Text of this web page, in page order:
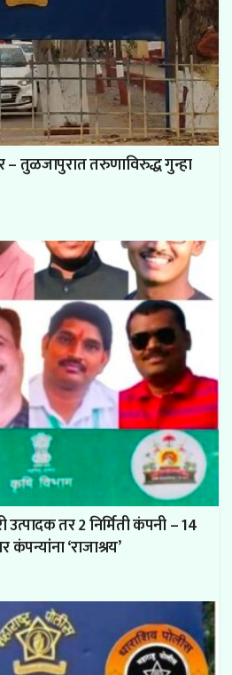
– तुळजापुरात तरुणाविरुद्ध गुन्हा
तर 2 निर्मिती कंपनी – 14
‘राजाश्रय’